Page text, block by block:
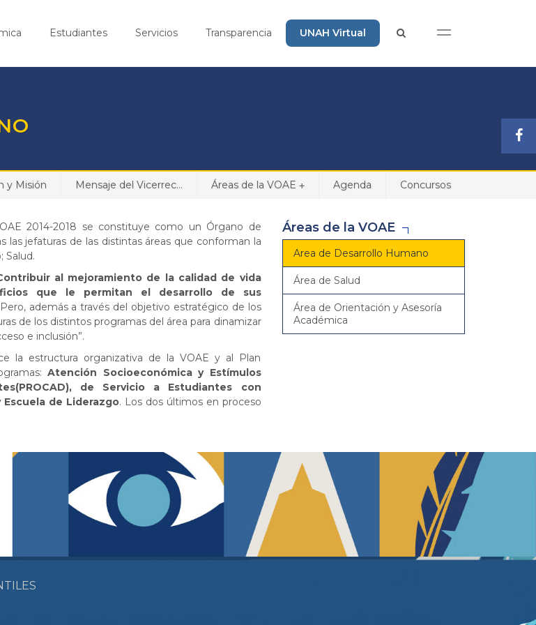
Estudiantes Servicios Transparencia UNAH Virtual
y Misión Mensaje del Vicerrec... +
Áreas de la VOAE Agenda Concursos
2014-2018 se constituye como un Órgano de
jefaturas de las distintas áreas que conforman la
Salud.
al mejoramiento de la calidad de vida
que le permitan el desarrollo de sus
además a través del objetivo estratégico de los
de los distintos programas del área para dinamizar
e inclusión”.
la estructura organizativa de la VOAE y al Plan
Atención Socioeconómica y Estímulos
de Servicio a Estudiantes con
Escuela de Liderazgo. Los dos últimos en proceso
Áreas de la VOAE
Area de Desarrollo Humano
Área de Salud
Área de Orientación y Asesoría
Académica